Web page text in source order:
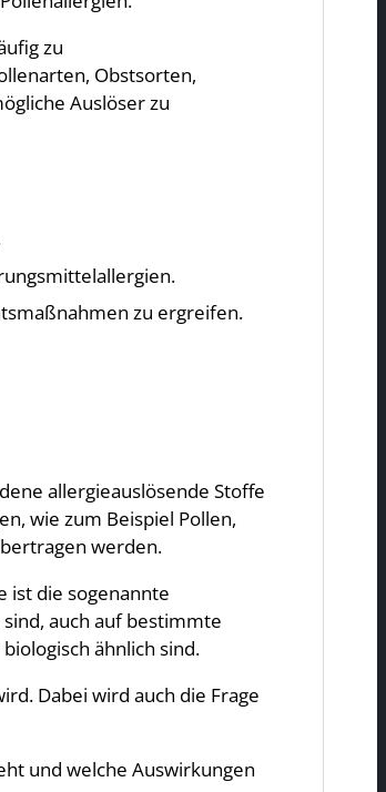
zu
Obstsorten,
Auslöser zu
zu ergreifen.
allergieauslösende Stoffe
wie zum Beispiel Pollen,
werden.
ist die sogenannte
auch auf bestimmte
ähnlich sind.
Dabei wird auch die Frage
und welche Auswirkungen